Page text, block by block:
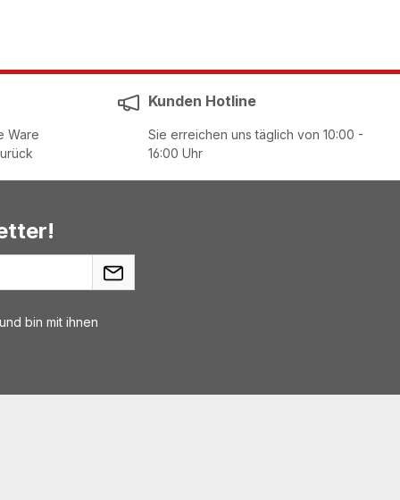
Ware
Kunden Hotline
Sie erreichen uns täglich von 10:00 -
16:00 Uhr
bin mit ihnen